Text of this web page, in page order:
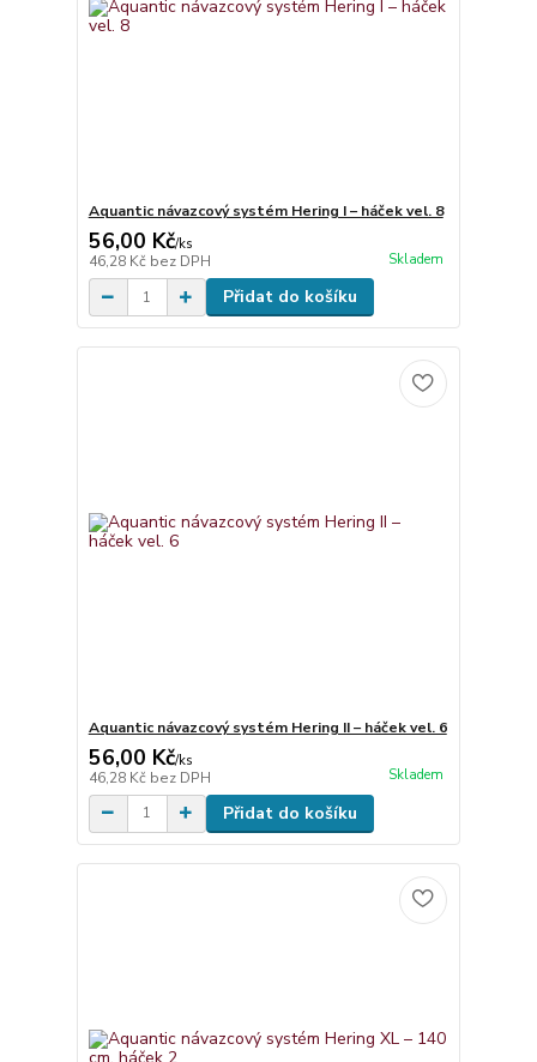
Aquantic návazcový systém Hering I – háček vel. 8
56,00 Kč/ks
46,28 Kč bez DPH Skladem
Přidat do košíku
Aquantic návazcový systém Hering II – háček vel. 6
56,00 Kč/ks
46,28 Kč bez DPH Skladem
Přidat do košíku